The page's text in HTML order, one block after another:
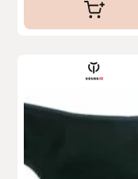
Nammi Godis
PAVO